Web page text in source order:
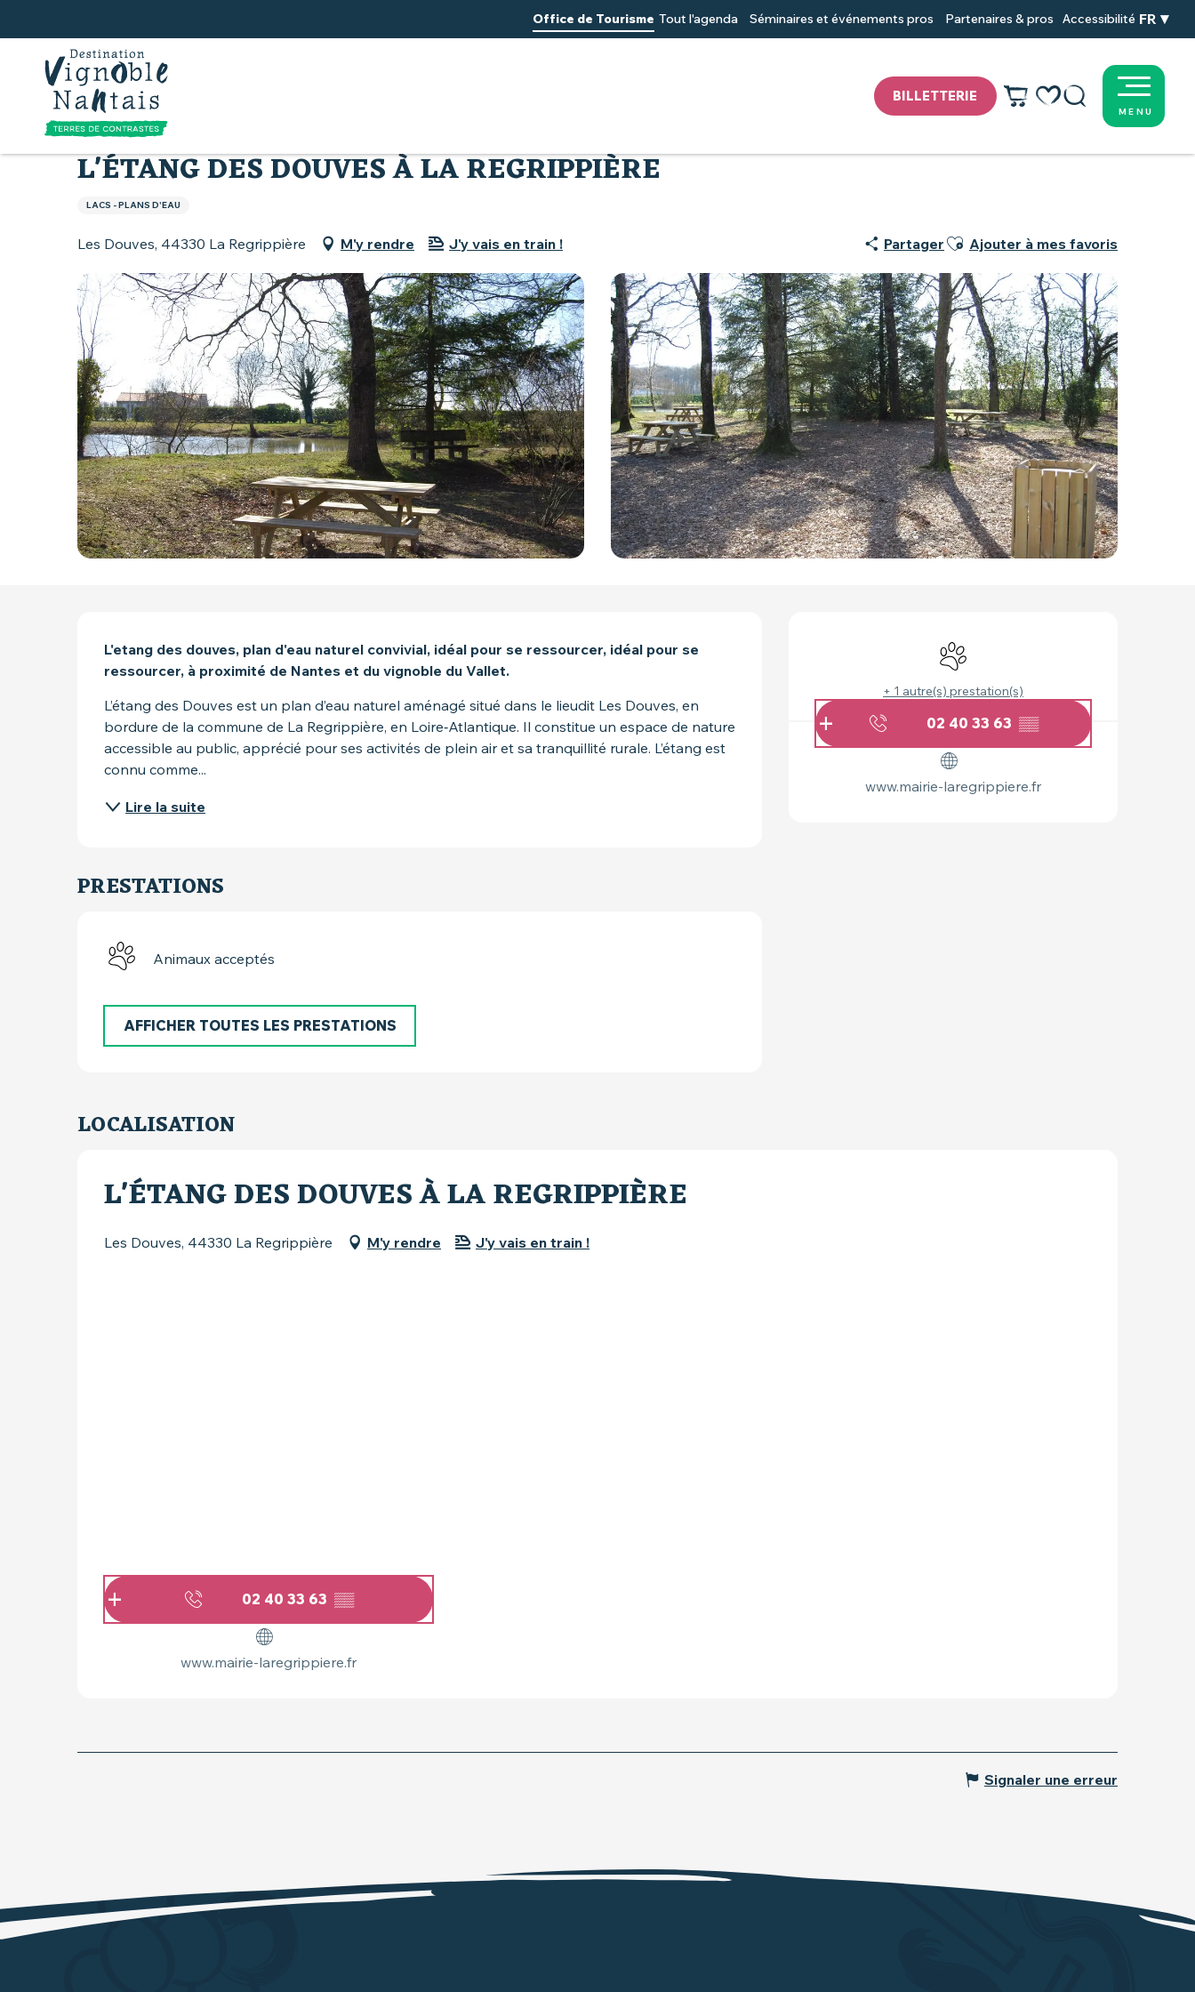
principal
BILLETTERIE
Voir les favoris
Recherche
Office de Tourisme Tout l'agenda Séminaires et événements pros Partenaires & pros Accessibilité FR
MENU
Accueil
L'ÉTANG DES DOUVES À LA REGRIPPIÈRE
LACS - PLANS D'EAU
Les Douves, 44330 La Regrippière M'y rendre J'y vais en train ! Partager Ajouter aux favoris
Ajouter à mes favoris
OUVERTURE ET
Animaux acceptés
+ 1 autre(s) prestation(s)
02 40 33 63 ▒▒
www.mairie-laregrippiere.fr
DESCRIPTION
L'etang des douves, plan d'eau naturel convivial, idéal pour se ressourcer, idéal pour se
ressourcer, à proximité de Nantes et du vignoble du Vallet.
L’étang des Douves est un plan d’eau naturel aménagé situé dans le lieudit Les Douves, en
bordure de la commune de La Regrippière, en Loire‑Atlantique. Il constitue un espace de nature
accessible au public, apprécié pour ses activités de plein air et sa tranquillité rurale. L’étang est
connu comme...
Lire la suite
PRESTATIONS
Animaux acceptés
AFFICHER TOUTES LES PRESTATIONS
LOCALISATION
L'ÉTANG DES DOUVES À LA REGRIPPIÈRE
Les Douves, 44330 La Regrippière M'y rendre J'y vais en train !
02 40 33 63 ▒▒
www.mairie-laregrippiere.fr
Signaler une erreur